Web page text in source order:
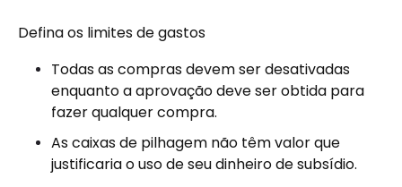
Defina os limites de gastos
Todas as compras devem ser desativadas
enquanto a aprovação deve ser obtida para
fazer qualquer compra.
As caixas de pilhagem não têm valor que
justificaria o uso de seu dinheiro de subsídio.